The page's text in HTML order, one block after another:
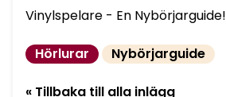
Vinylspelare - En Nybörjarguide!
Hörlurar Nybörjarguide
« Tillbaka till alla inlägg